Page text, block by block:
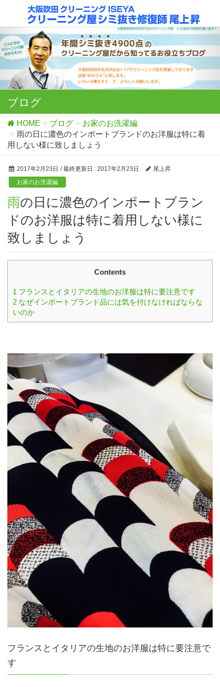
ブログ
HOME ブログ
お家のお洗濯編
雨の日に濃色のインポートブランドのお洋服は特に着
用しない様に致しましょう
2017年2月23日 / 最終更新日 : 2017年2月23日
尾上昇
お家のお洗濯編
雨の日に濃色のインポートブラン
ドのお洋服は特に着用しない様に
致しましょう
Contents
1 フランスとイタリアの生地のお洋服は特に要注意です
2 なぜインポートブランド品には気を付けなければならな
いのか
フランスとイタリアの生地のお洋服は特に要注意で
す